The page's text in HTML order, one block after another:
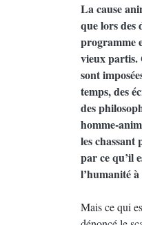
La cause
que lors des
programme
vieux partis.
sont
temps, des
des
homme-
les chassant
par ce qu’il
l’humanité
Mais ce qui